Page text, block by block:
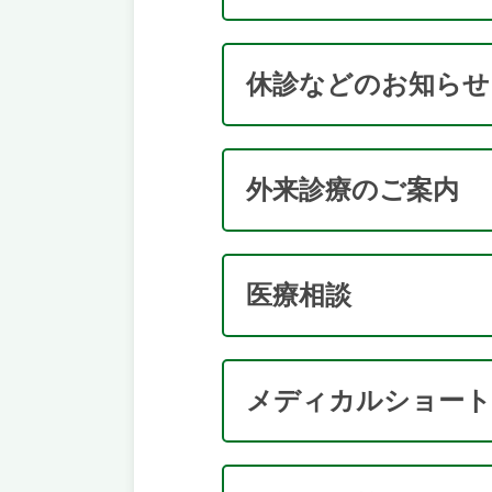
休診などのお知らせ
外来診療のご案内
医療相談
メディカルショー